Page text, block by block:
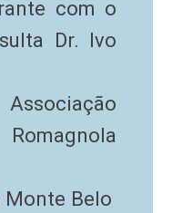
com o
Dr. Ivo
Belo